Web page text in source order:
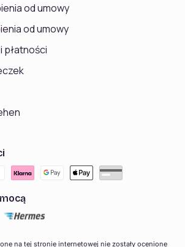
od umowy
od umowy
płatności
na tej stronie internetowej nie zostały ocenione